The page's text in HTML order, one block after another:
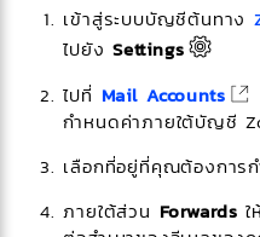
เข้าสู่ระบบบัญชีต้นทาง
ไปยังSettings
ไปที่ Mail Accounts
กำหนดค่าภายใต้บัญชี
เลือกที่อยู่ที่คุณต้องการ
ภายใต้ส่วน Forwards